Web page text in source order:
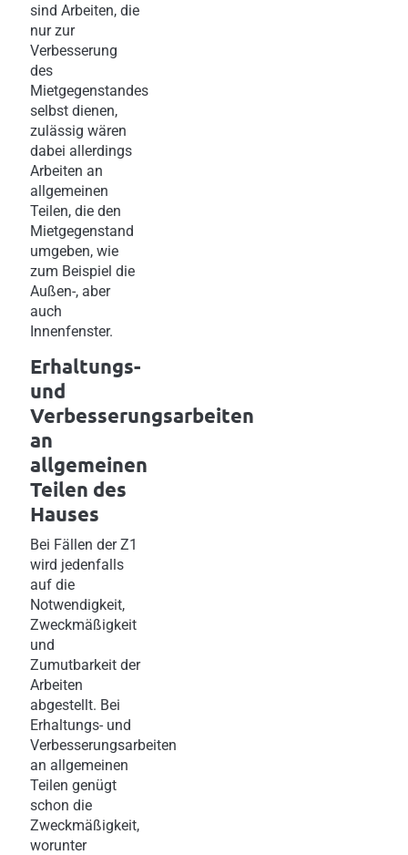
sind Arbeiten, die
nur zur
Verbesserung
des
Mietgegenstandes
selbst dienen,
zulässig wären
dabei allerdings
Arbeiten an
allgemeinen
Teilen, die den
Mietgegenstand
umgeben, wie
zum Beispiel die
Außen-, aber
auch
Innenfenster.
Erhaltungs-
und
Verbesserungsarbeiten
an
allgemeinen
Teilen des
Hauses
Bei Fällen der Z1
wird jedenfalls
auf die
Notwendigkeit,
Zweckmäßigkeit
und
Zumutbarkeit der
Arbeiten
abgestellt. Bei
Erhaltungs- und
Verbesserungsarbeiten
an allgemeinen
Teilen genügt
schon die
Zweckmäßigkeit,
worunter